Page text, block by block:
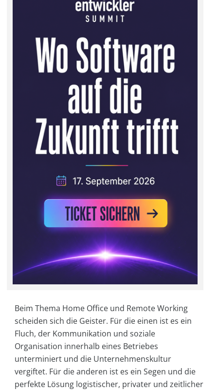
Beim Thema Home Office und Remote Working
scheiden sich die Geister. Für die einen ist es ein
Fluch, der Kommunikation und soziale
Organisation innerhalb eines Betriebes
unterminiert und die Unternehmenskultur
vergiftet. Für die anderen ist es ein Segen und die
perfekte Lösung logistischer, privater und zeitlicher